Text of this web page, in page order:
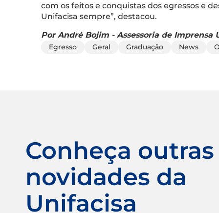
com os feitos e conquistas dos egressos e
Unifacisa sempre”, destacou.
Por André Bojim - Assessoria de Imprensa
Egresso Geral Graduação News
Conheça outras
novidades da
Unifacisa